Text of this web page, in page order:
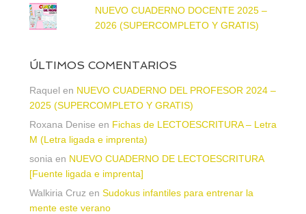
NUEVO CUADERNO DOCENTE 2025 –
2026 (SUPERCOMPLETO Y GRATIS)
ÚLTIMOS COMENTARIOS
Raquel en NUEVO CUADERNO DEL PROFESOR 2024 –
2025 (SUPERCOMPLETO Y GRATIS)
Roxana Denise en Fichas de LECTOESCRITURA – Letra
M (Letra ligada e imprenta)
sonia en NUEVO CUADERNO DE LECTOESCRITURA
[Fuente ligada e imprenta]
Walkiria Cruz en Sudokus infantiles para entrenar la
mente este verano